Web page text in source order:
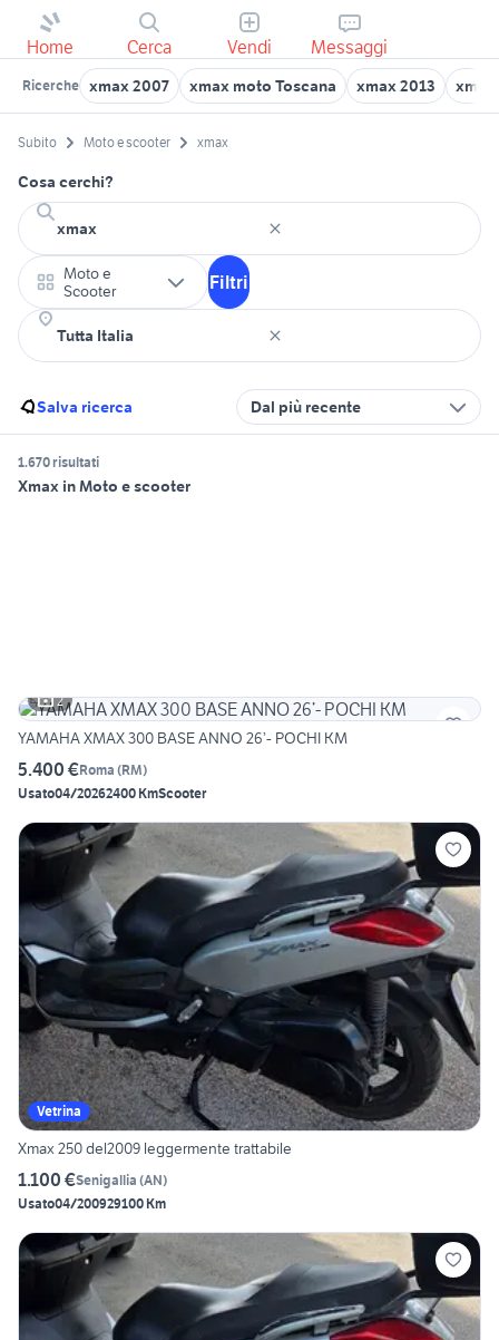
Home Cerca Vendi Messaggi
Ricerche xmax 2007 xmax moto Toscana xmax 2013 xmax
Subito Moto e scooter xmax
Cosa cerchi?
Moto e
Scooter
Filtri
Salva ricerca Dal più recente
1.670 risultati
Xmax in Moto e scooter
2
YAMAHA XMAX 300 BASE ANNO 26’- POCHI KM
5.400 €Roma (RM)
Usato04/20262400 KmScooter
Vetrina
Xmax 250 del2009 leggermente trattabile
1.100 €Senigallia (AN)
Usato04/200929100 Km